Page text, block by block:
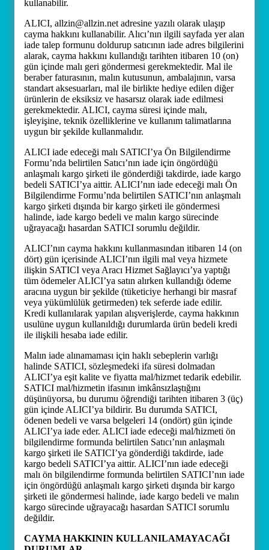
kullanabilir.
ALICI, allzin@allzin.net adresine yazılı olarak ulaşıp
cayma hakkını kullanabilir. Alıcı’nın ilgili sayfada yer alan
iade talep formunu doldurup satıcının iade adres bilgilerini
alarak, cayma hakkını kullandığı tarihten itibaren 10 (on)
gün içinde malı geri göndermesi gerekmektedir. Mal ile
beraber faturasının, malın kutusunun, ambalajının, varsa
standart aksesuarları, mal ile birlikte hediye edilen diğer
ürünlerin de eksiksiz ve hasarsız olarak iade edilmesi
gerekmektedir. ALICI, cayma süresi içinde malı,
işleyişine, teknik özelliklerine ve kullanım talimatlarına
uygun bir şekilde kullanmalıdır.
ALICI iade edeceği malı SATICI’ya Ön Bilgilendirme
Formu’nda belirtilen Satıcı’nın iade için öngördüğü
anlaşmalı kargo şirketi ile gönderdiği takdirde, iade kargo
bedeli SATICI’ya aittir. ALICI’nın iade edeceği malı Ön
Bilgilendirme Formu’nda belirtilen SATICI’nın anlaşmalı
kargo şirketi dışında bir kargo şirketi ile göndermesi
halinde, iade kargo bedeli ve malın kargo sürecinde
uğrayacağı hasardan SATICI sorumlu değildir.
ALICI’nın cayma hakkını kullanmasından itibaren 14 (on
dört) gün içerisinde ALICI’nın ilgili mal veya hizmete
ilişkin SATICI veya Aracı Hizmet Sağlayıcı’ya yaptığı
tüm ödemeler ALICI’ya satın alırken kullandığı ödeme
aracına uygun bir şekilde (tüketiciye herhangi bir masraf
veya yükümlülük getirmeden) tek seferde iade edilir.
Kredi kullanılarak yapılan alışverişlerde, cayma hakkının
usulüne uygun kullanıldığı durumlarda ürün bedeli kredi
ile ilişkili hesaba iade edilir.
Malın iade alınamaması için haklı sebeplerin varlığı
halinde SATICI, sözleşmedeki ifa süresi dolmadan
ALICI’ya eşit kalite ve fiyatta mal/hizmet tedarik edebilir.
SATICI mal/hizmetin ifasının imkânsızlaştığını
düşünüyorsa, bu durumu öğrendiği tarihten itibaren 3 (üç)
gün içinde ALICI’ya bildirir. Bu durumda SATICI,
ödenen bedeli ve varsa belgeleri 14 (ondört) gün içinde
ALICI’ya iade eder. ALICI iade edeceği mal/hizmeti ön
bilgilendirme formunda belirtilen Satıcı’nın anlaşmalı
kargo şirketi ile SATICI’ya gönderdiği takdirde, iade
kargo bedeli SATICI’ya aittir. ALICI’nın iade edeceği
malı ön bilgilendirme formunda belirtilen SATICI’nın iade
için öngördüğü anlaşmalı kargo şirketi dışında bir kargo
şirketi ile göndermesi halinde, iade kargo bedeli ve malın
kargo sürecinde uğrayacağı hasardan SATICI sorumlu
değildir.
CAYMA HAKKININ KULLANILAMAYACAĞI